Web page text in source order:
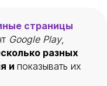
страницы
Google Play,
разных
и показывать их